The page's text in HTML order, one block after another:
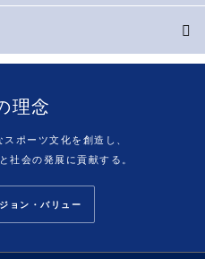
理念
ポーツ文化を創造し、
社会の発展に貢献する。
ョン・バリュー